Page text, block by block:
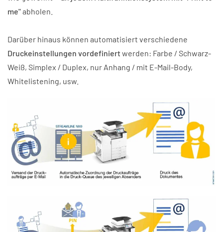
me"abholen.
Darüber hinaus können automatisiert verschiedene
Druckeinstellungen vordefiniertwerden: Farbe / Schwarz-
Weiß, Simplex / Duplex, nur Anhang / mit E-Mail-Body,
Whitelistening, usw.